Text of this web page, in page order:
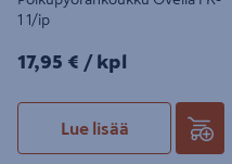
1 1/ip
17,95€/kpl
17,95 € / kpl
Lue lisää